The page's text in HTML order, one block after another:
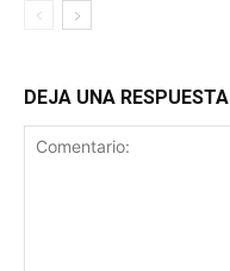
DEJA UNA RESPUESTA